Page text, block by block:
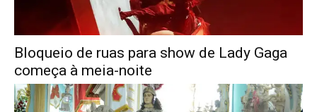
Bloqueio de ruas para show de Lady Gaga
começa à meia-noite